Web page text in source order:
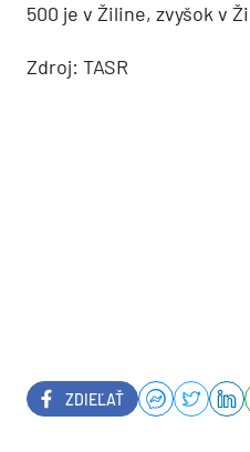
500 je v Žiline, zvyšok v
Zdroj: TASR
ZDIEĽAŤ